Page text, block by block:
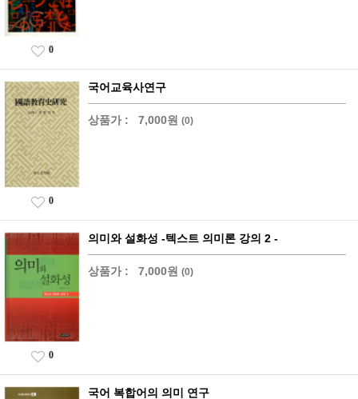
0
국어교육사연구
상품가 : 7,000원 (0)
0
의미와 설화성 -텍스트 의미론 강의 2 -
상품가 : 7,000원 (0)
0
국어 복합어의 의미 연구